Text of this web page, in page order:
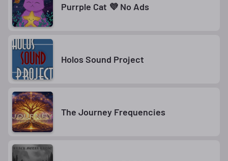
Purrple Cat 💜 No Ads
Holos Sound Project
The Journey Frequencies